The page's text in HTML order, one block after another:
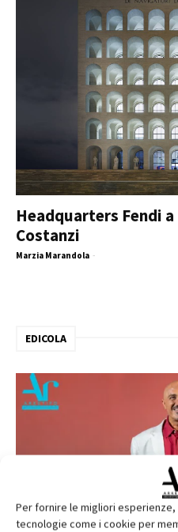
Per fornire le migliori
tecnologie come i cookie per
Headquarters Fendi a
Costanzi
Marzia Marandola -
EDICOLA